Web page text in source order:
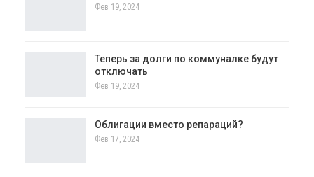
Фев 19, 2024
Теперь за долги по коммуналке будут
отключать
Фев 19, 2024
Облигации вместо репараций?
Фев 17, 2024